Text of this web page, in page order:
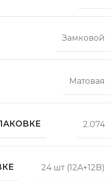
Замковой
Матовая
2.074
24 шт (12A+12B)